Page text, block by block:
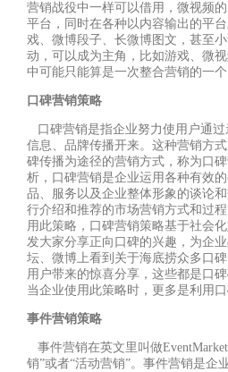
营销战役中一样可以借用，微视频
平台，同时在各种以内容输出的平
戏、微博段子、长微博图文，甚至
动，可以成为主角，比如游戏、微
中可能只能算是一次整合营销的一
口碑营销策略
口碑营销是指企业努力使用户通
信息、品牌传播开来。这种营销方
碑传播为途径的营销方式，称为口
析，口碑营销是企业运用各种有效
品、服务以及企业整体形象的谈论
行介绍和推荐的市场营销方式和过
用此策略，口碑营销策略基于社会
发大家分享正向口碑的兴趣，为企
坛、微博上看到关于海底捞众多口
用户带来的惊喜分享，这些都是口
当企业使用此策略时，更多是利用
事件营销策略
事件营销在英文里叫做
销”或者“活动营销”。事件营销是企